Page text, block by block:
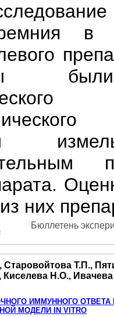
в
них
Бюллетень
Т.П.,
Н.О.,
ИММУННОГО ОТВЕТА
МОДЕЛИ IN VITRO